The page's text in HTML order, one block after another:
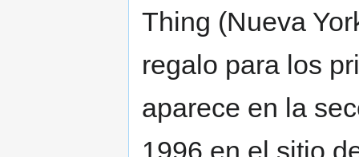
Thing (Nueva
regalo para los
aparece en la